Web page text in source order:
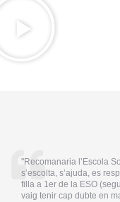
"Recomanaria l’Escola
s’escolta, s’ajuda, es
filla a 1er de la ESO
vaig tenir cap dubte en